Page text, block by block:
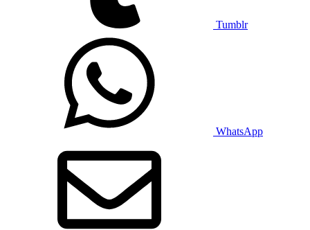
Tumblr
WhatsApp